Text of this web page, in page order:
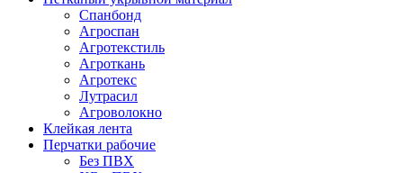
Спанбонд
Агроспан
Агротекстиль
Агроткань
Агротекс
Лутрасил
Агроволокно
Клейкая лента
Перчатки рабочие
Без ПВХ